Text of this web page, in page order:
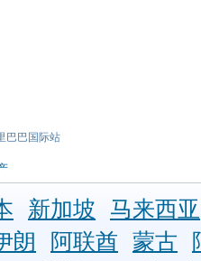
巴巴国际站
新加坡
马来西亚
朗 阿联酋 蒙古